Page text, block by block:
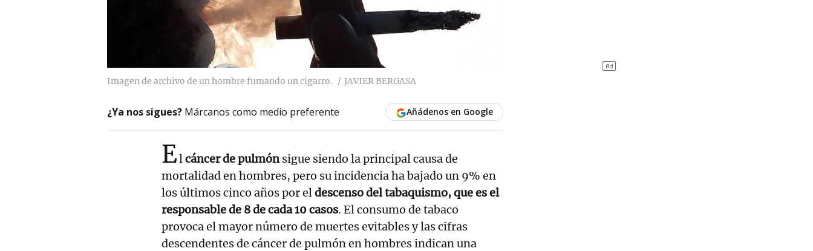
Imagen de archivo de un hombre fumando un cigarro. JAVIER BERGASA
¿Ya nos sigues? Márcanos como medio preferente Añádenos en Google
Elcáncer de pulmónsigue siendo la principal causa de
mortalidad en hombres, pero su incidencia ha bajado un 9% en
los últimos cinco años por eldescenso del tabaquismo, que es el
responsable de 8 de cada 10 casos. El consumo de tabaco
provoca el mayor número de muertes evitables y las cifras
descendentes de cáncer de pulmón en hombres indican una